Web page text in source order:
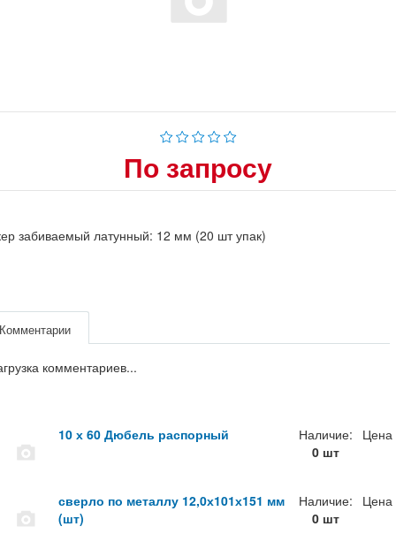
По запросу
забиваемый латунный: 12 мм (20 шт упак)
комментариев...
10 х 60 Дюбель распорный
Наличие:
0 шт
Цена
сверло по металлу 12,0х101х151 мм
(шт)
Наличие:
0 шт
Цена